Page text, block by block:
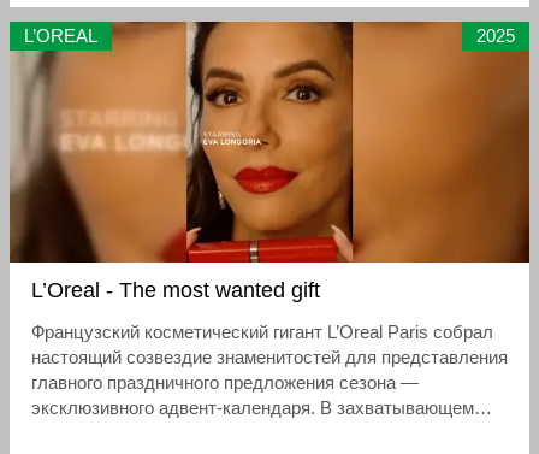
мама») и новой девушкой на пассажирском сиденье . Её
горестная песня, обращённая к сыну, звучит под
мелодию легендарного хита
L’OREAL 2025
L’Oreal - The most wanted gift
Французский косметический гигант L’Oreal Paris собрал
настоящий созвездие знаменитостей для представления
главного праздничного предложения сезона —
эксклюзивного адвент-календаря. В захватывающем